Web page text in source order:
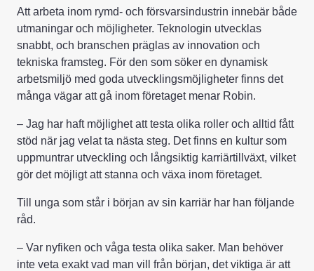
Att arbeta inom rymd- och försvarsindustrin innebär både
utmaningar och möjligheter. Teknologin utvecklas
snabbt, och branschen präglas av innovation och
tekniska framsteg. För den som söker en dynamisk
arbetsmiljö med goda utvecklingsmöjligheter finns det
många vägar att gå inom företaget menar Robin.
– Jag har haft möjlighet att testa olika roller och alltid fått
stöd när jag velat ta nästa steg. Det finns en kultur som
uppmuntrar utveckling och långsiktig karriärtillväxt, vilket
gör det möjligt att stanna och växa inom företaget.
Till unga som står i början av sin karriär har han följande
råd.
– Var nyfiken och våga testa olika saker. Man behöver
inte veta exakt vad man vill från början, det viktiga är att